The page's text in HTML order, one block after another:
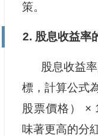
策。
2. 股息收益率
股息收益
標，計算公式
股票價格） ×
味著更高的分